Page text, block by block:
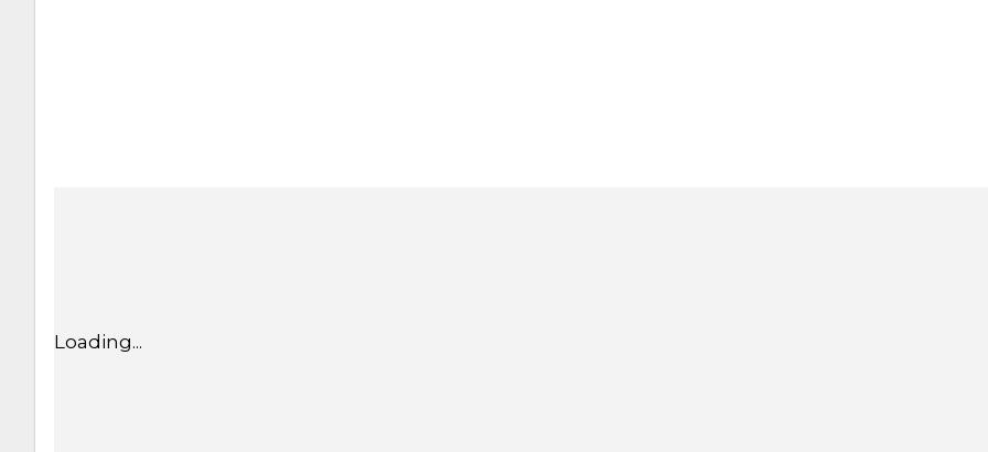
Loading...